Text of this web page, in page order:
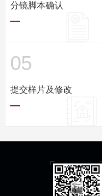
分镜脚本确认
05
提交样片及修改